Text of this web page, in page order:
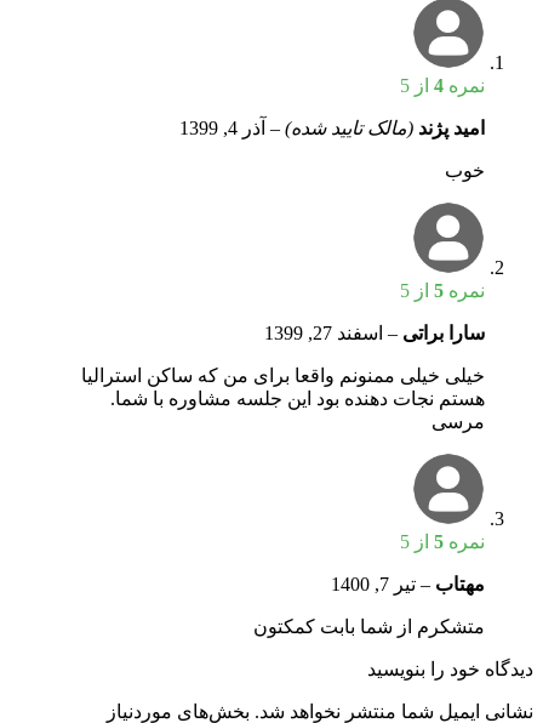
نمره 4 از 5
امید پژند (مالک تایید شده) – آذر 4, 1399
خوب
نمره 5 از 5
سارا براتی – اسفند 27, 1399
خیلی خیلی ممنونم واقعا برای من که ساکن استرالیا
هستم نجات دهنده بود این جلسه مشاوره با شما.
مرسی
نمره 5 از 5
مهتاب – تیر 7, 1400
متشکرم از شما بابت کمکتون
دیدگاه خود را بنویسید
نشانی ایمیل شما منتشر نخواهد شد. بخش‌های موردنیاز